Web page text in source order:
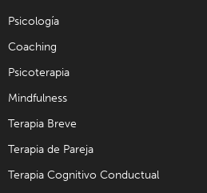
Psicología
Coaching
Psicoterapia
Mindfulness
Terapia Breve
Terapia de Pareja
Terapia Cognitivo Conductual